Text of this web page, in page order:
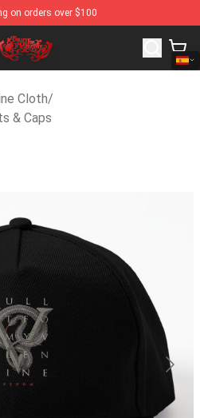
on orders over $100
Store - Official Bullet for My
Cloth/
& Caps